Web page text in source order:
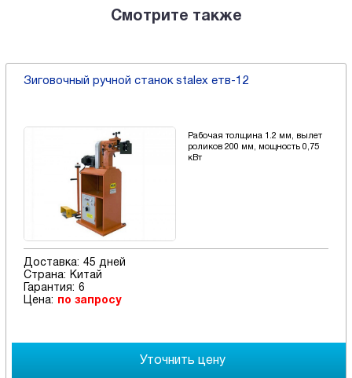
Смотрите также
Зиговочный ручной станок stalex етв-12
Рабочая толщина 1.2 мм, вылет
роликов 200 мм, мощность 0,75
кВт
Доставка: 45 дней
Страна:
Китай
Гарантия: 6
Цена:
по запросу